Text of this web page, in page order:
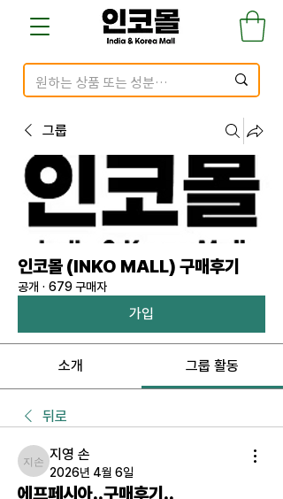
그룹
인코몰 (INKO MALL) 구매후기
공개 · 679 구매자
가입
소개 그룹 활동
뒤로
지영 손
지영 손
2026년 4월 6일
에프페시아..구매후기..